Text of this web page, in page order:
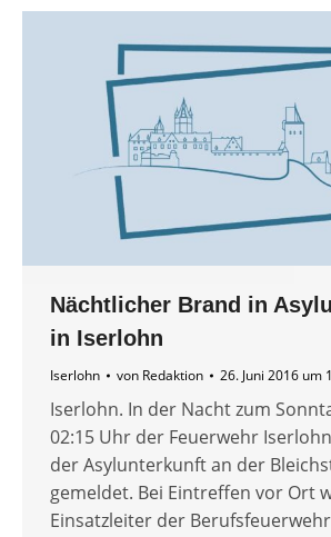
Nächtlicher Brand in
in Iserlohn
Iserlohn von Redaktion 26. Juni 2016 um
Iserlohn. In der Nacht zum
02:15 Uhr der Feuerwehr
der Asylunterkunft an der
gemeldet. Bei Eintreffen vor Ort
Einsatzleiter der